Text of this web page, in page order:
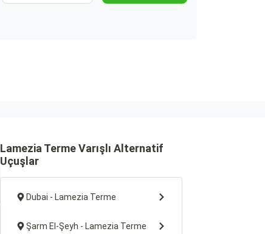
Lamezia Terme Varışlı Alternatif
Uçuşlar
Dubai - Lamezia Terme
Şarm El-Şeyh - Lamezia Terme